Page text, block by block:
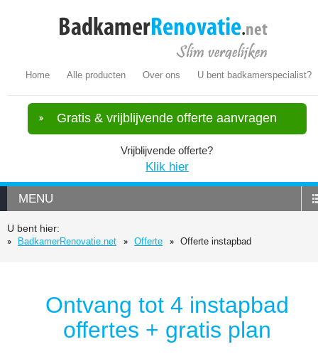
Home Alle producten Over ons U bent badkamerspecialist?
Gratis & vrijblijvende offerte aanvragen
Vrijblijvende offerte?
Klik hier
MENU
U bent hier:
BadkamerRenovatie.net
Offerte Offerte instapbad
Ontvang tot 4 instapbad
offertes + gratis plan